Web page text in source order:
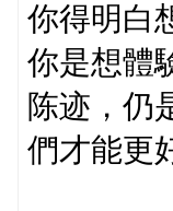
你得明白
你是想體
陈迹，仍
們才能更